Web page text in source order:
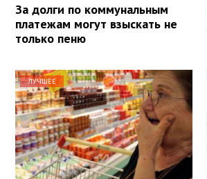
За долги по коммунальным
платежам могут взыскать не
только пеню
ЛУЧШЕЕ